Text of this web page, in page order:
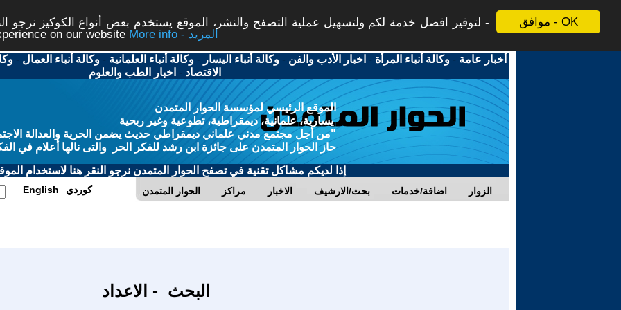
موافق - OK
لتوفير افضل خدمة لكم ولتسهيل عملية التصفح والنشر، الموقع يستخدم بعض أنواع الكوكيز نرجو
on our website
More info - المزيد
أخبار عامة -وكالة أنباء المرأة - اخبار الأدب والفن -وكالة أنباء اليسار -وكالة أنباء العلمانية -وكالة أنباء العمال -
الاقتصاد - اخبار الطب والعلوم
الموقع الرئيسي لمؤسسة الحوار المتمدن
يسارية، علمانية، ديمقراطية، تطوعية وغير ربحية
"من أجل مجتمع مدني علماني ديمقراطي حديث يضمن الحرية والعدالة
حاز الحوار المتمدن على جائزة ابن رشد للفكر الحر والتى نالها أعلام في
إذا لديكم مشاكل تقنية في تصفح الحوار المتمدن نرجو النقر هنا لاستخدام
الحوار المتمدن مراكز الاخبار بحث/الارشيف اضافة/خدمات الزوار English كوردي
البحث - الاعداد